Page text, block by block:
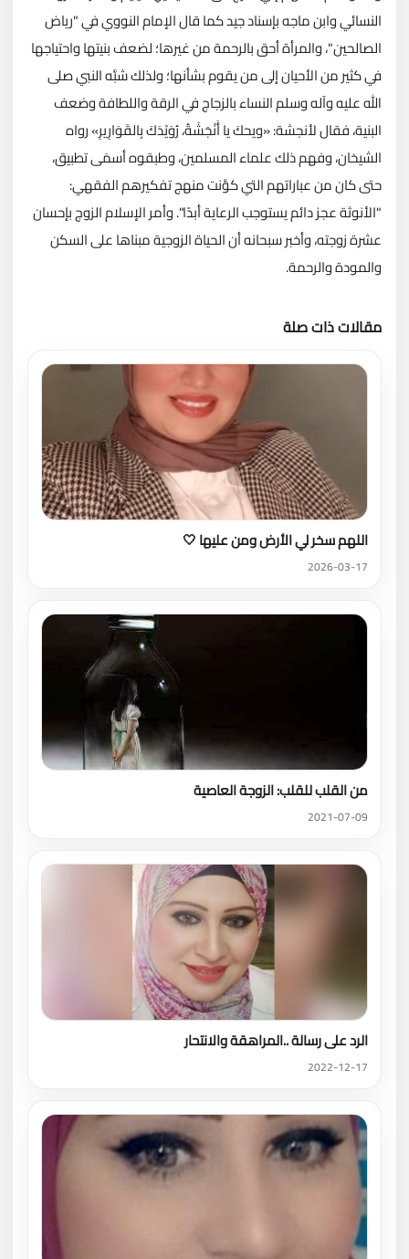
النسائي وابن ماجه بإسناد جيد كما قال الإمام النووي في "رياض
الصالحين"، والمرأة أحق بالرحمة من غيرها؛ لضعف بنيتها واحتياجها
في كثير من الأحيان إلى من يقوم بشأنها؛ ولذلك شبَّه النبي صلى
الله عليه وآله وسلم النساء بالزجاج في الرقة واللطافة وضعف
البنية، فقال لأنجشة: «ويحكَ يا أَنْجَشَةُ، رُوَيْدَكَ بِالقَوَارِيرِ» رواه
الشيخان، وفهم ذلك علماء المسلمين، وطبقوه أسمَى تطبيق،
حتى كان من عباراتهم التي كوَّنت منهج تفكيرهم الفقهي:
"الأنوثة عجز دائم يستوجب الرعاية أبدًا". وأمر الإسلام الزوج بإحسان
عشرة زوجته، وأخبر سبحانه أن الحياة الزوجية مبناها على السكن
والمودة والرحمة.
مقالات ذات صلة
اللهم سخر لي الأرض ومن عليها 🤍
2026-03-17
من القلب للقلب: الزوجة العاصية
2021-07-09
الرد على رسالة ..المراهقة والانتحار
2022-12-17